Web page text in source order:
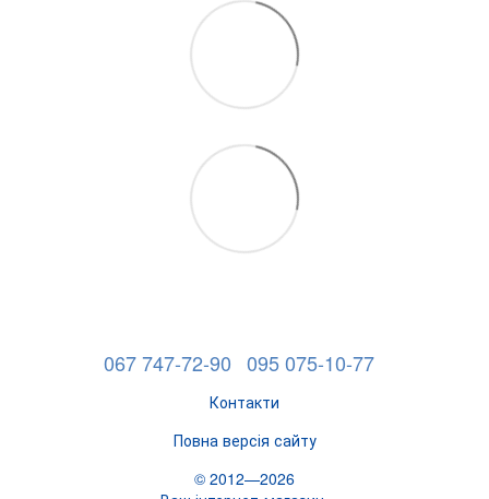
067 747-72-90 095 075-10-77
Контакти
Повна версія сайту
© 2012—2026